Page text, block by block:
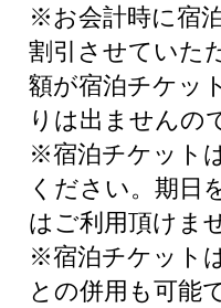
※お会計時に宿
割引させていた
額が宿泊チケッ
りは出ませんの
※宿泊チケット
ください。期日
はご利用頂けま
※宿泊チケット
との併用も可能